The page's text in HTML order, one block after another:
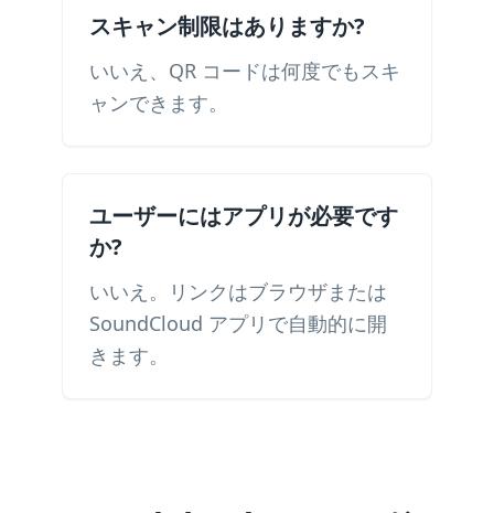
スキャン制限はありますか?
いいえ、QR コードは何度でもスキ
ャンできます。
ユーザーにはアプリが必要です
か?
いいえ。リンクはブラウザまたは
SoundCloud アプリで自動的に開
きます。